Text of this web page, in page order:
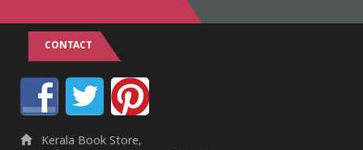
CONTACT
Kerala Book Store,